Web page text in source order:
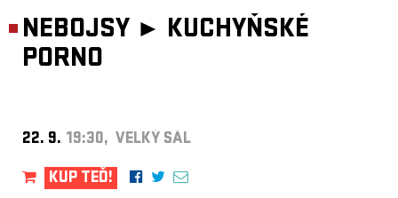
NEBOJSY ► KUCHYŇSKÉ
PORNO
22. 9. 19:30, VELKÝ SÁL
KUP TEĎ!